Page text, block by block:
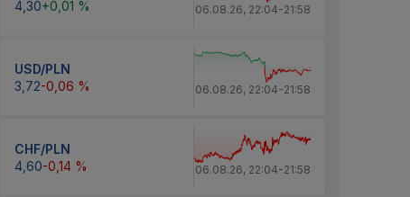
4,30+0,01 % 06.08.26, 22:04-21:58
USD/PLN
3,72-0,06 % 06.08.26, 22:04-21:58
CHF/PLN
4,60-0,14 % 06.08.26, 22:04-21:58